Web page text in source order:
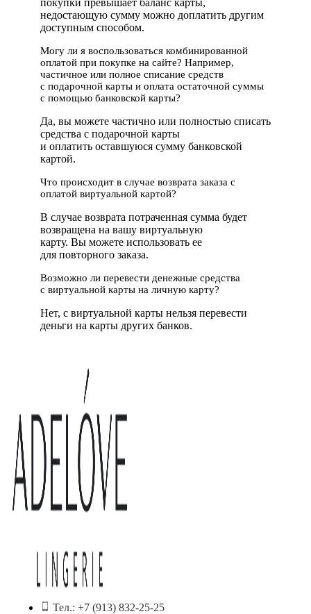
покупки превышает баланс карты,
недостающую сумму можно доплатить другим
доступным способом.
Могу ли я воспользоваться комбинированной
оплатой при покупке на сайте? Например,
частичное или полное списание средств
с подарочной карты и оплата остаточной суммы
с помощью банковской карты?
Да, вы можете частично или полностью списать
средства с подарочной карты
и оплатить оставшуюся сумму банковской
картой.
Что происходит в случае возврата заказа с
оплатой виртуальной картой?
В случае возврата потраченная сумма будет
возвращена на вашу виртуальную
карту. Вы можете использовать ее
для повторного заказа.
Возможно ли перевести денежные средства
с виртуальной карты на личную карту?
Нет, с виртуальной карты нельзя перевести
деньги на карты других банков.
Тел.: +7 (913) 832-25-25